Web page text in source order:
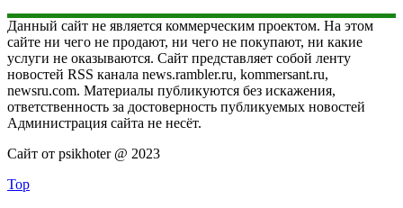
Данный сайт не является коммерческим проектом. На этом
сайте ни чего не продают, ни чего не покупают, ни какие
услуги не оказываются. Сайт представляет собой ленту
новостей RSS канала news.rambler.ru, kommersant.ru,
newsru.com. Материалы публикуются без искажения,
ответственность за достоверность публикуемых новостей
Администрация сайта не несёт.
Сайт от psikhoter @ 2023
Top